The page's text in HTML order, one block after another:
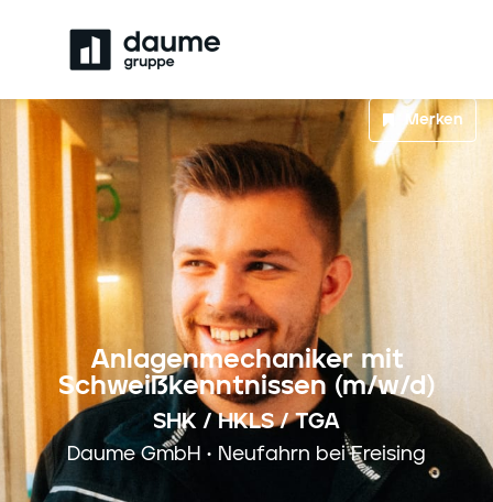
Anlagenmechaniker mit
Schweißkenntnissen (m/w/d)
SHK / HKLS / TGA
Daume GmbH • Neufahrn bei Freising
Merken